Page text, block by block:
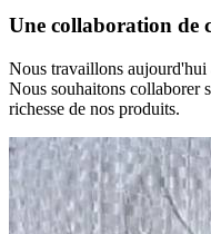
Une collaboration de
Nous travaillons aujourd'hui
Nous souhaitons collaborer
richesse de nos produits.